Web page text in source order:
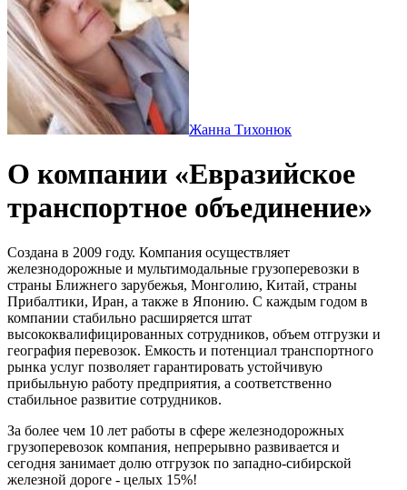
Жанна Тихонюк
О компании «Евразийское
транспортное объединение»
Создана в 2009 году. Компания осуществляет
железнодорожные и мультимодальные грузоперевозки в
страны Ближнего зарубежья, Монголию, Китай, страны
Прибалтики, Иран, а также в Японию. С каждым годом в
компании стабильно расширяется штат
высококвалифицированных сотрудников, объем отгрузки и
география перевозок. Емкость и потенциал транспортного
рынка услуг позволяет гарантировать устойчивую
прибыльную работу предприятия, а соответственно
стабильное развитие сотрудников.
За более чем 10 лет работы в сфере железнодорожных
грузоперевозок компания, непрерывно развивается и
сегодня занимает долю отгрузок по западно-сибирской
железной дороге - целых 15%!